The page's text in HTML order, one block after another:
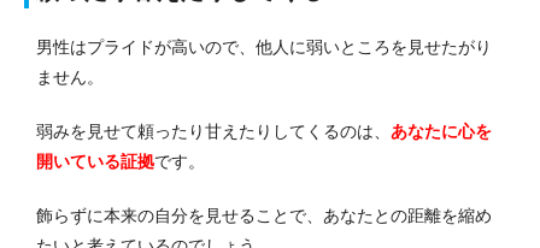
男性はプライドが高いので、他人に弱いところを見せたがり
ません。
弱みを見せて頼ったり甘えたりしてくるのは、 あなたに心を
開いている証拠です。
飾らずに本来の自分を見せることで、あなたとの距離を縮め